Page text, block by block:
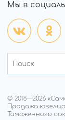
Мы в
© 2018—2026
Продажа
Таможенного